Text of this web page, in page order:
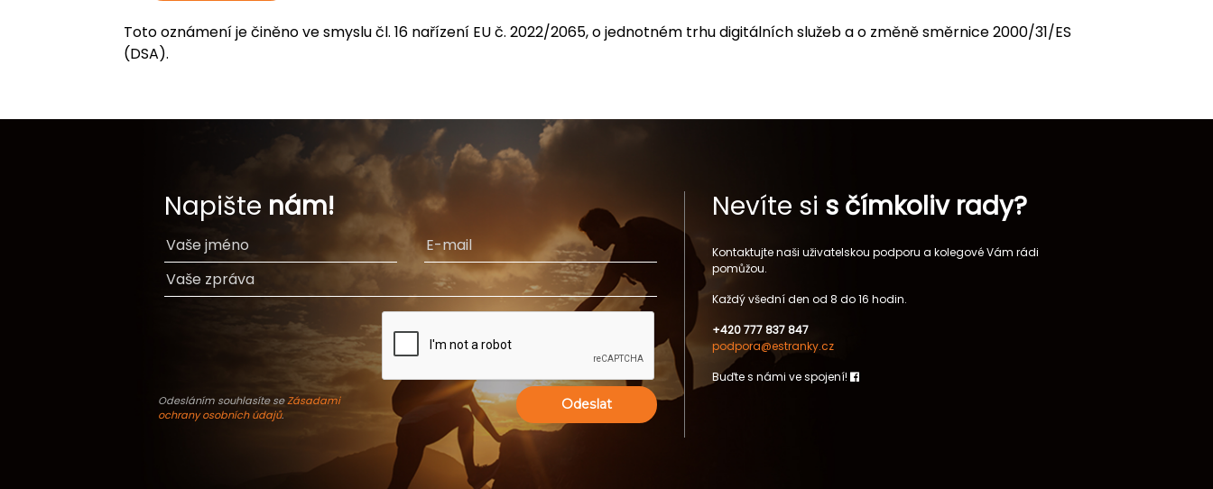
Toto oznámení je činěno ve smyslu čl. 16 nařízení EU č. 2022/2065, o jednotném trhu digitálních služeb a o změně směrnice 2000/31/ES
(DSA).
Napište nám!
Odesláním souhlasíte seZásadami
ochrany osobních údajů.
Odeslat
Nevíte si s čímkoliv rady?
Kontaktujte naši uživatelskou podporu a kolegové Vám rádi
pomůžou.
Každý všední den od 8 do 16 hodin.
+420 777 837 847
podpora@estranky.cz
Buďte s námi ve spojení!